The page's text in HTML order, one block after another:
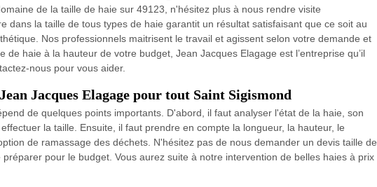
de la taille de haie sur 49123, n'hésitez plus à nous rendre visite
dans la taille de tous types de haie garantit un résultat satisfaisant que ce soit au
Nos professionnels maitrisent le travail et agissent selon votre demande et
de haie à la hauteur de votre budget, Jean Jacques Elagage est l’entreprise qu’il
nous pour vous aider.
Jacques Elagage pour tout Saint Sigismond
de quelques points importants. D'abord, il faut analyser l'état de la haie, son
la taille. Ensuite, il faut prendre en compte la longueur, la hauteur, le
de ramassage des déchets. N'hésitez pas de nous demander un devis taille de
pour le budget. Vous aurez suite à notre intervention de belles haies à prix